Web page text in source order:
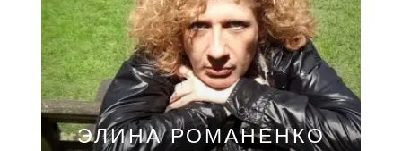
ЭЛИНА РОМАНЕНКО